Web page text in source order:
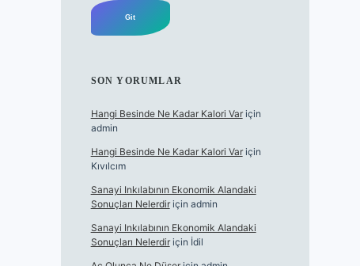
SON YORUMLAR
Hangi Besinde Ne Kadar Kalori Variçin
admin
Hangi Besinde Ne Kadar Kalori Variçin
Kıvılcım
Sanayi Inkılabının Ekonomik Alandaki
Sonuçları Nelerdiriçin admin
Sanayi Inkılabının Ekonomik Alandaki
Sonuçları Nelerdiriçin İdil